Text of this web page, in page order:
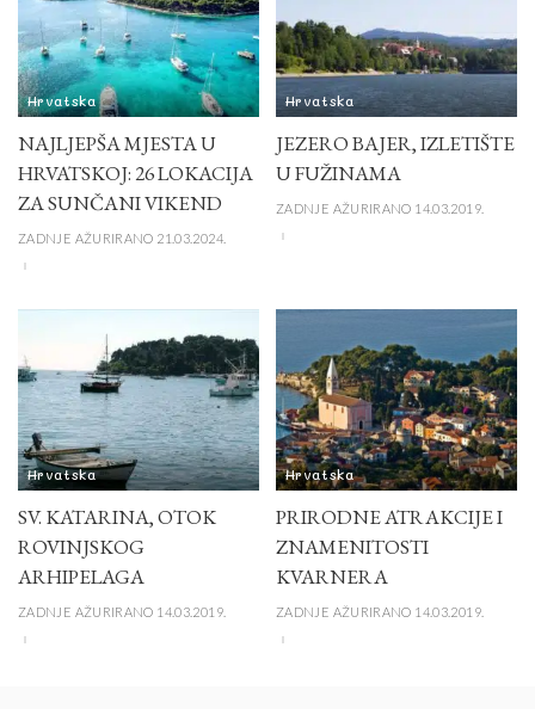
Hrvatska
NAJLJEPŠA MJESTA U
HRVATSKOJ: 26 LOKACIJA
ZA SUNČANI VIKEND
ZADNJE AŽURIRANO 21.03.2024.
Hrvatska
JEZERO BAJER, IZLETIŠTE
U FUŽINAMA
ZADNJE AŽURIRANO 14.03.2019.
Hrvatska
SV. KATARINA, OTOK
ROVINJSKOG
ARHIPELAGA
ZADNJE AŽURIRANO 14.03.2019.
Hrvatska
PRIRODNE ATRAKCIJE I
ZNAMENITOSTI
KVARNERA
ZADNJE AŽURIRANO 14.03.2019.